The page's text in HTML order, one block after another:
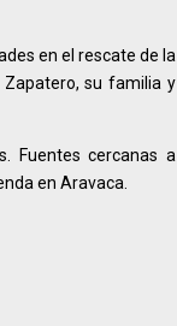
en el rescate de la
Zapatero, su familia y
Fuentes cercanas a
en Aravaca.